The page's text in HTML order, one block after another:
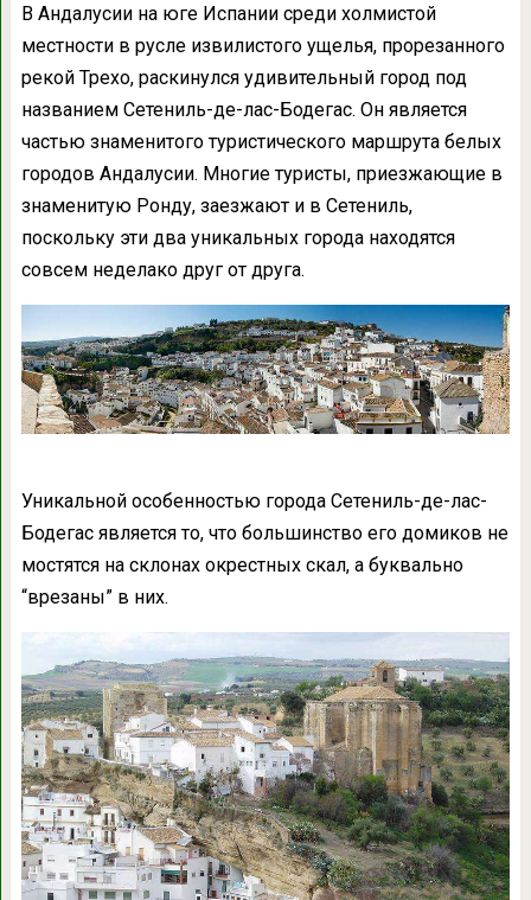
В Андалусии на юге Испании среди холмистой
местности в русле извилистого ущелья, прорезанного
рекой Трехо, раскинулся удивительный город под
названием Сетениль-де-лас-Бодегас. Он является
частью знаменитого туристического маршрута белых
городов Андалусии. Многие туристы, приезжающие в
знаменитую Ронду, заезжают и в Сетениль,
поскольку эти два уникальных города находятся
совсем неделако друг от друга.
Уникальной особенностью города Сетениль-де-лас-
Бодегас является то, что большинство его домиков не
мостятся на склонах окрестных скал, а буквально
“врезаны” в них.